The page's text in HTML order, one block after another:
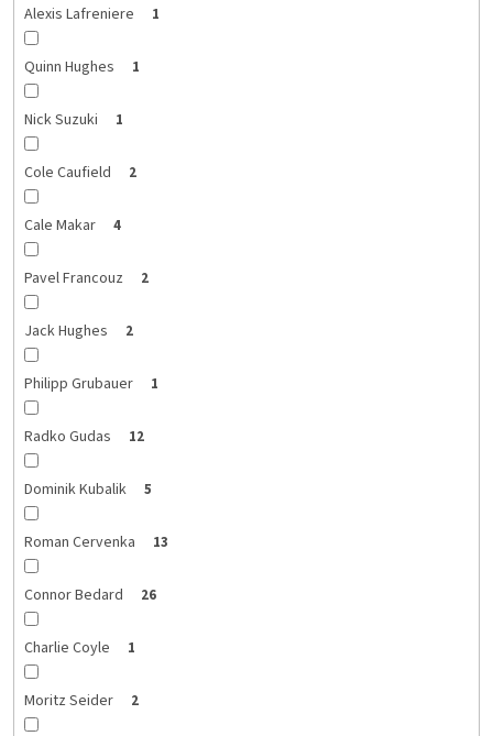
Alexis Lafreniere 1
Quinn Hughes 1
Nick Suzuki 1
Cole Caufield 2
Cale Makar 4
Pavel Francouz 2
Jack Hughes 2
Philipp Grubauer 1
Radko Gudas 12
Dominik Kubalik 5
Roman Cervenka 13
Connor Bedard 26
Charlie Coyle 1
Moritz Seider 2